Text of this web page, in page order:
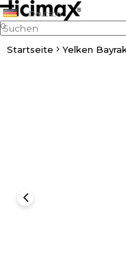
Deutsch
0
Startseite Yelken